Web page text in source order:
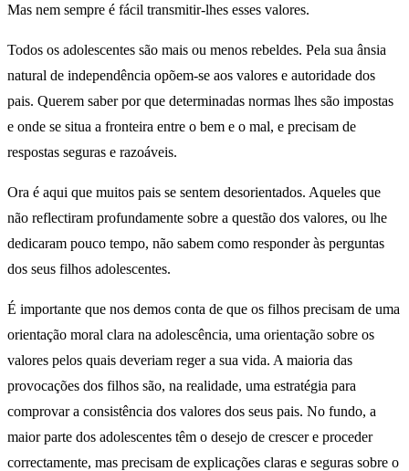
Mas nem sempre é fácil transmitir-lhes esses valores.
Todos os adolescentes são mais ou menos rebeldes. Pela sua ânsia
natural de independência opõem-se aos valores e autoridade dos
pais. Querem saber por que determinadas normas lhes são impostas
e onde se situa a fronteira entre o bem e o mal, e precisam de
respostas seguras e razoáveis.
Ora é aqui que muitos pais se sentem desorientados. Aqueles que
não reflectiram profundamente sobre a questão dos valores, ou lhe
dedicaram pouco tempo, não sabem como responder às perguntas
dos seus filhos adolescentes.
É importante que nos demos conta de que os filhos precisam de uma
orientação moral clara na adolescência, uma orientação sobre os
valores pelos quais deveriam reger a sua vida. A maioria das
provocações dos filhos são, na realidade, uma estratégia para
comprovar a consistência dos valores dos seus pais. No fundo, a
maior parte dos adolescentes têm o desejo de crescer e proceder
correctamente, mas precisam de explicações claras e seguras sobre o